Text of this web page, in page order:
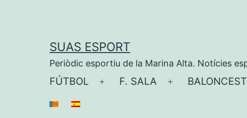
SUAS ESPORT
Periòdic esportiu de la Marina Alta. Notícies
FÚTBOL
Abrir
F. SALA
Abrir